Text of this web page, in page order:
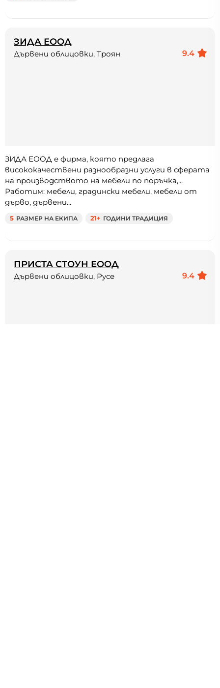
ЗИДА ЕООД
9.4
Дървени облицовки, Троян
ЗИДА ЕООД e фирма, която предлага
висококачествени разнообразни услуги в сферата
на производството на мебели по поръчка,...
Работим: мебели, градински мебели, мебели от
дърво, дървени...
5 РАЗМЕР НА ЕКИПА 21+ ГОДИНИ ТРАДИЦИЯ
ПРИСТА СТОУН ЕООД
9.4
Дървени облицовки, Русе